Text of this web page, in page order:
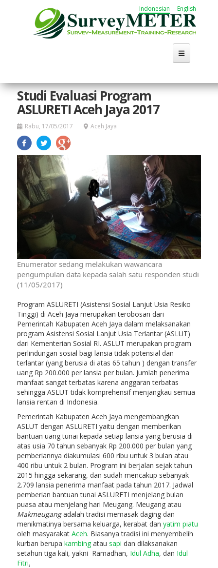
Indonesian English
Studi Evaluasi Program
ASLURETI Aceh Jaya 2017
Rabu, 17/05/2017 Aceh Jaya
Enumerator sedang melakukan wawancara
pengumpulan data kepada salah satu responden studi
(11/05/2017)
Program ASLURETI (Asistensi Sosial Lanjut Usia Resiko
Tinggi) di Aceh Jaya merupakan terobosan dari
Pemerintah Kabupaten Aceh Jaya dalam melaksanakan
program Asistensi Sosial Lanjut Usia Terlantar (ASLUT)
dari Kementerian Sosial RI. ASLUT merupakan program
perlindungan sosial bagi lansia tidak potensial dan
terlantar (yang berusia di atas 65 tahun ) dengan transfer
uang Rp 200.000 per lansia per bulan. Jumlah penerima
manfaat sangat terbatas karena anggaran terbatas
sehingga ASLUT tidak komprehensif menjangkau semua
lansia rentan di Indonesia.
Pemerintah Kabupaten Aceh Jaya mengembangkan
ASLUT dengan ASLURETI yaitu dengan memberikan
bantuan uang tunai kepada setiap lansia yang berusia di
atas usia 70 tahun sebanyak Rp 200.000 per bulan yang
pemberiannya diakumulasi 600 ribu untuk 3 bulan atau
400 ribu untuk 2 bulan. Program ini berjalan sejak tahun
2015 hingga sekarang, dan sudah mencakup sebanyak
2.709 lansia penerima manfaat pada tahun 2017. Jadwal
pemberian bantuan tunai ASLURETI menjelang bulan
puasa atau menjelang hari Meugang. Meugang atau
Makmeugangadalah tradisi memasak daging dan
menikmatinya bersama keluarga, kerabat dan yatim piatu
oleh masyarakat Aceh. Biasanya tradisi ini menyembelih
kurban berupa kambingatau sapi dan dilaksanakan
setahun tiga kali, yakni Ramadhan, Idul Adha, dan Idul
Fitri.